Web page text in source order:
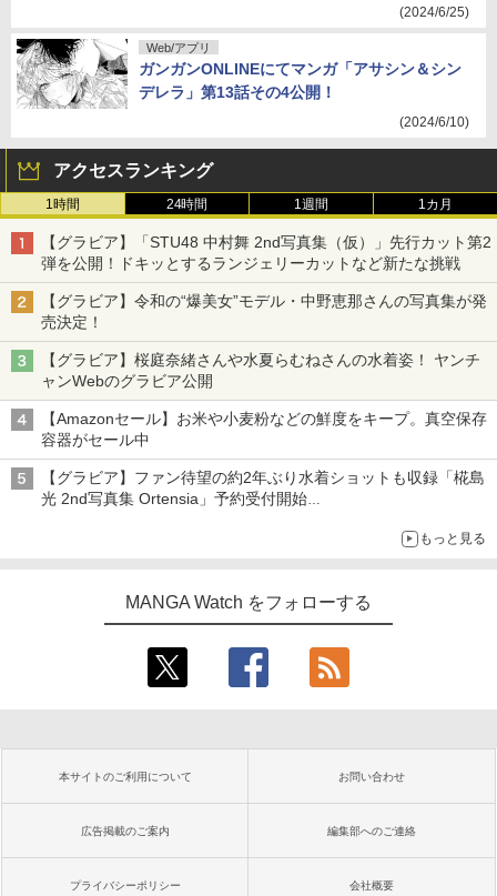
(2024/6/25)
Web/アプリ
ガンガンONLINEにてマンガ「アサシン＆シン
デレラ」第13話その4公開！
(2024/6/10)
アクセスランキング
1時間 24時間 1週間 1カ月
【グラビア】「STU48 中村舞 2nd写真集（仮）」先行カット第2
弾を公開！ドキッとするランジェリーカットなど新たな挑戦
【グラビア】令和の“爆美女”モデル・中野恵那さんの写真集が発
売決定！
【グラビア】桜庭奈緒さんや水夏らむねさんの水着姿！ ヤンチ
ャンWebのグラビア公開
【Amazonセール】お米や小麦粉などの鮮度をキープ。真空保存
容器がセール中
【グラビア】ファン待望の約2年ぶり水着ショットも収録「椛島
光 2nd写真集 Ortensia」予約受付開始
もっと見る
MANGA Watch をフォローする
本サイトのご利用について お問い合わせ
広告掲載のご案内 編集部へのご連絡
プライバシーポリシー 会社概要